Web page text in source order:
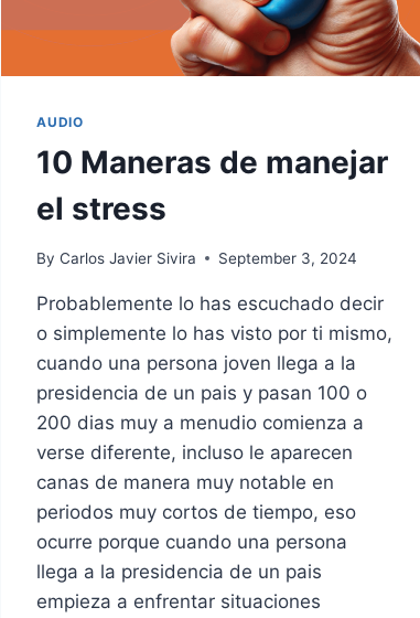
AUDIO
10 Maneras de manejar
el stress
By Carlos Javier Sivira September 3, 2024
Probablemente lo has escuchado decir
o simplemente lo has visto por ti mismo,
cuando una persona joven llega a la
presidencia de un pais y pasan 100 o
200 dias muy a menudio comienza a
verse diferente, incluso le aparecen
canas de manera muy notable en
periodos muy cortos de tiempo, eso
ocurre porque cuando una persona
llega a la presidencia de un pais
empieza a enfrentar situaciones